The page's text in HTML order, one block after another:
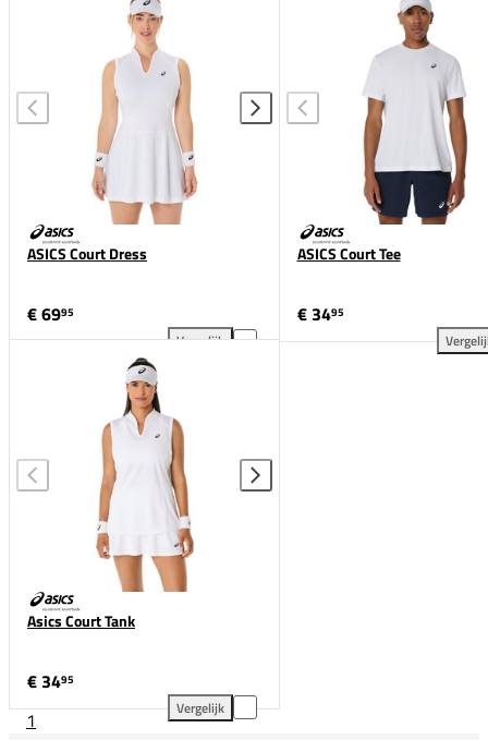
ASICS Court Dress
€ 6995
Vergelijk
ASICS Court Tee
€ 3495
Asics Court Tank
€ 3495
Vergelijk
Asics Court Tank toevoegen aan vergelijking
1